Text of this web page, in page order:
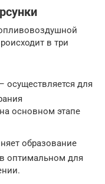
в три
осуществляется для
основном этапе
образование
оптимальном для